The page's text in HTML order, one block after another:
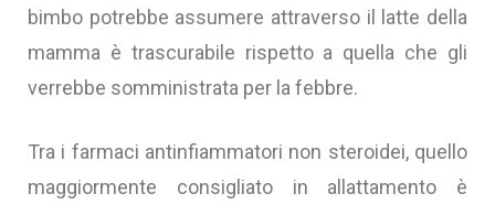
bimbo potrebbe assumere attraverso il latte della
mamma è trascurabile rispetto a quella che gli
verrebbe somministrata per la febbre.
Tra i farmaci antinfiammatori non steroidei, quello
maggiormente consigliato in allattamento è